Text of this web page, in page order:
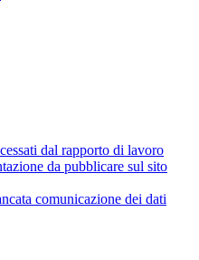
dal rapporto di lavoro
da pubblicare sul sito
comunicazione dei dati